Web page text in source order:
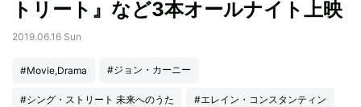
トリート』など3本オールナイト上映
2019.06.16 Sun
#Movie,Drama #ジョン・カーニー
#シング・ストリート 未来へのうた #エレイン・コンスタンティン